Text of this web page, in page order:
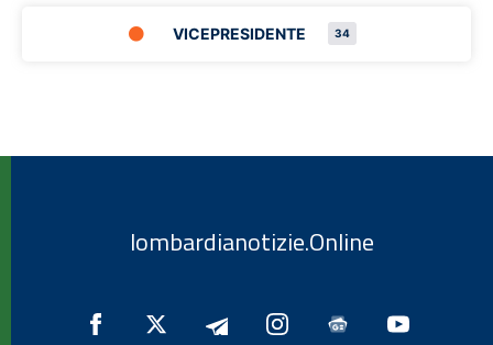
VICEPRESIDENTE 34
lombardianotizie.Online